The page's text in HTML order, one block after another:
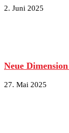
2. Juni 2025
Neue
27. Mai 2025